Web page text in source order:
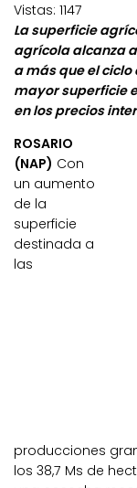
Vistas: 1147
La superficie
agrícola alcanza
a más que el
mayor superficie
en los precios
ROSARIO
(NAP) Con
un aumento
de la
superficie
destinada a
las
producciones
los 38,7 Ms de